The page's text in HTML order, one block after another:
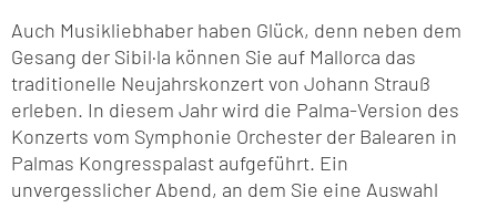
Auch Musikliebhaber haben Glück, denn neben dem
Gesang der Sibil·la können Sie auf Mallorca das
traditionelle Neujahrskonzert von Johann Strauß
erleben. In diesem Jahr wird die Palma-Version des
Konzerts vom Symphonie Orchester der Balearen in
Palmas Kongresspalast aufgeführt. Ein
unvergesslicher Abend, an dem Sie eine Auswahl